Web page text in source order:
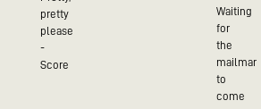
pretty
please
-
Score
Waiting
for
the
mailman
to
come